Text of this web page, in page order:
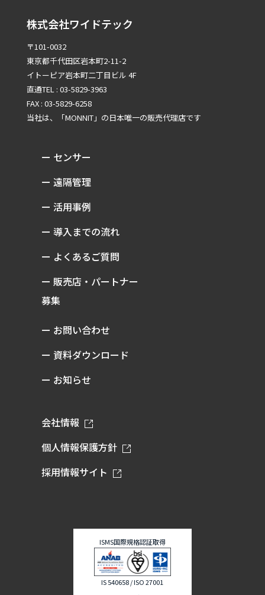
株式会社ワイドテック
〒101-0032
東京都千代田区岩本町2-11-2
イトーピア岩本町二丁目ビル 4F
直通TEL : 03-5829-3963
FAX : 03-5829-6258
当社は、「MONNIT」の日本唯一の販売代理店です
ー センサー
ー 遠隔管理
ー 活用事例
ー 導入までの流れ
ー よくあるご質問
ー 販売店・パートナー
募集
ー お問い合わせ
ー 資料ダウンロード
ー お知らせ
会社情報
個人情報保護方針
採用情報サイト
ISMS国際規格認証取得
IS 540658 / ISO 27001